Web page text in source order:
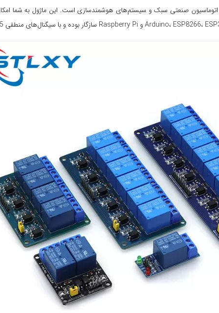
اتوماسیون صنعتی سبک و سیستم‌های هوشمندسازی است. این ماژول به شما